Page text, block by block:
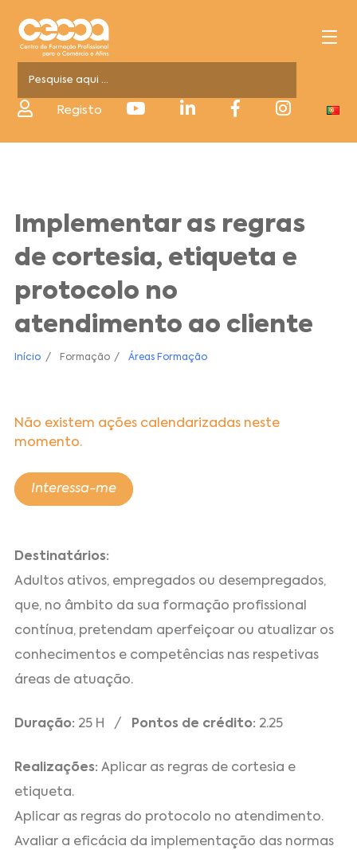
Registo
Implementar as regras
de cortesia, etiqueta e
protocolo no
atendimento ao cliente
Início Formação Áreas Formação
Não existem ações calendarizadas neste
momento.
Interessa-me
Destinatários:
Adultos ativos, empregados ou desempregados,
que, no âmbito da sua formação profissional
contínua, pretendam aperfeiçoar ou atualizar os
conhecimentos e competências nas respetivas
áreas de atuação.
Duração: 25 H / Pontos de crédito: 2.25
Realizações:Aplicar as regras de cortesia e
etiqueta.
Aplicar as regras do protocolo no atendimento.
Avaliar a eficácia da implementação das normas